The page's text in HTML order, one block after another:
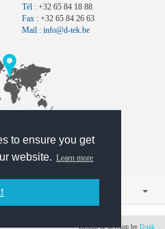
to ensure you get
website. Learn more
Tél : +32 65 84 18 88
Fax : +32 65 84 26 63
Mail : info@d-tek.be
Design & develop by D-tek